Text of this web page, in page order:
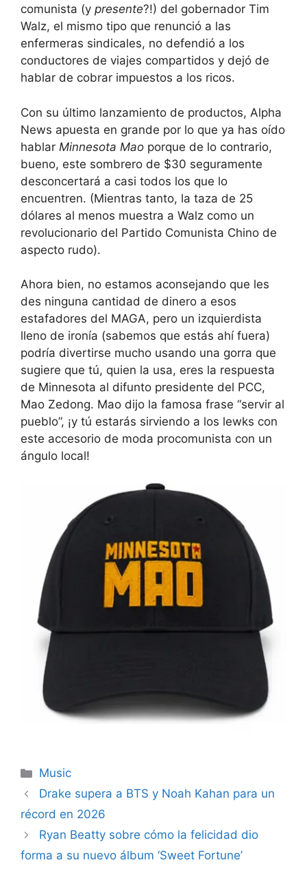
comunista (y presente?!) del gobernador Tim
Walz, el mismo tipo que renunció a las
enfermeras sindicales, no defendió a los
conductores de viajes compartidos y dejó de
hablar de cobrar impuestos a los ricos.
Con su último lanzamiento de productos, Alpha
News apuesta en grande por lo que ya has oído
hablar Minnesota Mao porque de lo contrario,
bueno, este sombrero de $30 seguramente
desconcertará a casi todos los que lo
encuentren. (Mientras tanto, la taza de 25
dólares al menos muestra a Walz como un
revolucionario del Partido Comunista Chino de
aspecto rudo).
Ahora bien, no estamos aconsejando que les
des ninguna cantidad de dinero a esos
estafadores del MAGA, pero un izquierdista
lleno de ironía (sabemos que estás ahí fuera)
podría divertirse mucho usando una gorra que
sugiere que tú, quien la usa, eres la respuesta
de Minnesota al difunto presidente del PCC,
Mao Zedong. Mao dijo la famosa frase “servir al
pueblo”, ¡y tú estarás sirviendo a los lewks con
este accesorio de moda procomunista con un
ángulo local!
Categories
Music
Drake supera a BTS y Noah Kahan para un
récord en 2026
Ryan Beatty sobre cómo la felicidad dio
forma a su nuevo álbum ‘Sweet Fortune’